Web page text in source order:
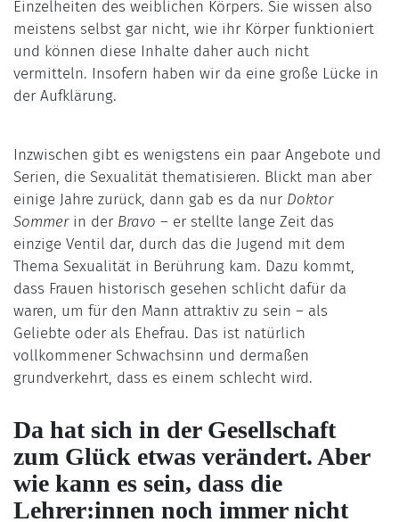
Einzelheiten des weiblichen Körpers. Sie wissen also
meistens selbst gar nicht, wie ihr Körper funktioniert
und können diese Inhalte daher auch nicht
vermitteln. Insofern haben wir da eine große Lücke in
der Aufklärung.
Inzwischen gibt es wenigstens ein paar Angebote und
Serien, die Sexualität thematisieren. Blickt man aber
einige Jahre zurück, dann gab es da nur Doktor
Sommerin der Bravo – er stellte lange Zeit das
einzige Ventil dar, durch das die Jugend mit dem
Thema Sexualität in Berührung kam. Dazu kommt,
dass Frauen historisch gesehen schlicht dafür da
waren, um für den Mann attraktiv zu sein – als
Geliebte oder als Ehefrau. Das ist natürlich
vollkommener Schwachsinn und dermaßen
grundverkehrt, dass es einem schlecht wird.
Da hat sich in der Gesellschaft
zum Glück etwas verändert. Aber
wie kann es sein, dass die
Lehrer:innen noch immer nicht